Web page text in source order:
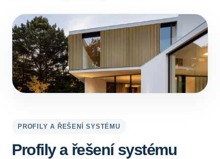
PROFILY A ŘEŠENÍ SYSTÉMU
Profily a řešení systému